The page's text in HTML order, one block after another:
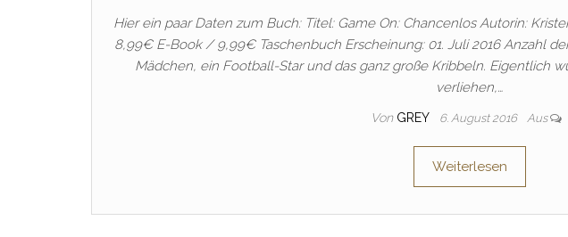
Hier ein paar Daten zum Buch: Titel: Game On: Chancenlos Autorin:
8,99€ E-Book / 9,99€ Taschenbuch Erscheinung: 01. Juli 2016 Anzahl
Mädchen, ein Football-Star und das ganz große Kribbeln. Eigentlich
verliehen,…
Von GREY 6. August 2016 Aus
Weiterlesen